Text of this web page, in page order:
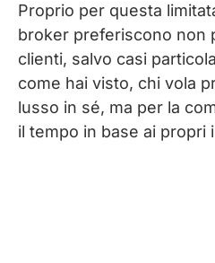
Proprio per questa
broker preferiscono non
clienti, salvo casi
come hai visto, chi vola
lusso in sé, ma per la
il tempo in base ai propri